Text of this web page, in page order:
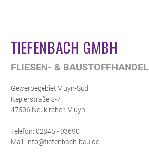
TIEFENBACH GMBH
FLIESEN- & BAUSTOFFHANDEL
Gewerbegebiet Vluyn-Süd
Keplerstraße 5-7
47506 Neukirchen-Vluyn
Telefon: 02845 - 93690
Mail: info@tiefenbach-bau.de